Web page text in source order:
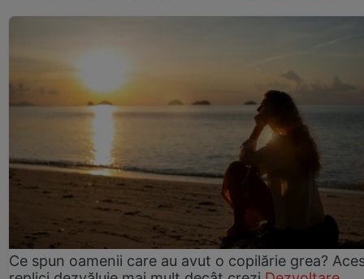
Ce spun oamenii care au avut o copilărie grea?